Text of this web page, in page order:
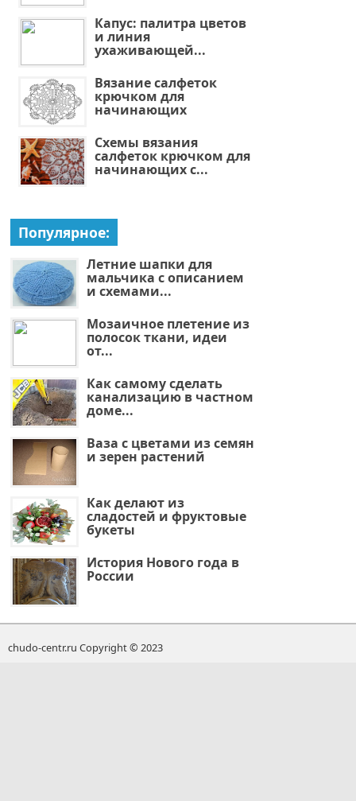
Капус: палитра цветов
и линия
ухаживающей...
Вязание салфеток
крючком для
начинающих
Схемы вязания
салфеток крючком для
начинающих с...
Популярное:
Летние шапки для
мальчика с описанием
и схемами...
Мозаичное плетение из
полосок ткани, идеи
от...
Как самому сделать
канализацию в частном
доме...
Ваза с цветами из семян
и зерен растений
Как делают из
сладостей и фруктовые
букеты
История Нового года в
России
chudo-centr.ru Copyright © 2023